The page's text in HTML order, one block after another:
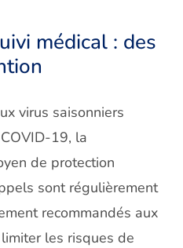
médical : des
virus saisonniers
19, la
de protection
sont régulièrement
recommandés aux
les risques de